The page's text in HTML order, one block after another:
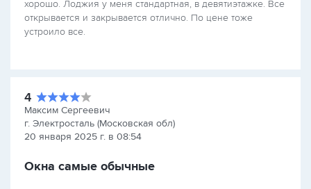
хорошо. Лоджия у меня стандартная, в девятиэтажке. Все
открывается и закрывается отлично. По цене тоже
устроило все.
4
Максим Сергеевич
г. Электросталь (Московская обл)
20 января 2025 г. в 08:54
Окна самые обычные